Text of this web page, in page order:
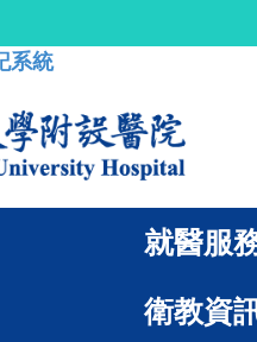
系統
就醫服
衛教資